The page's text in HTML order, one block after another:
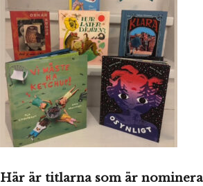
Här är titlarna som är